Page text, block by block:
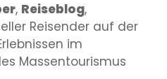
, Reiseblog,
Reisender auf der
im
Massentourismus